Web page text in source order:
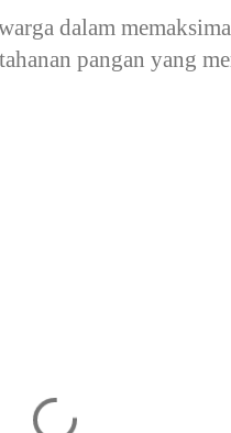
dalam
pangan yang